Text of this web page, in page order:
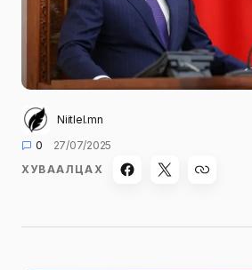
Niitlel.mn
0
27/07/2025
ХУВААЛЦАХ